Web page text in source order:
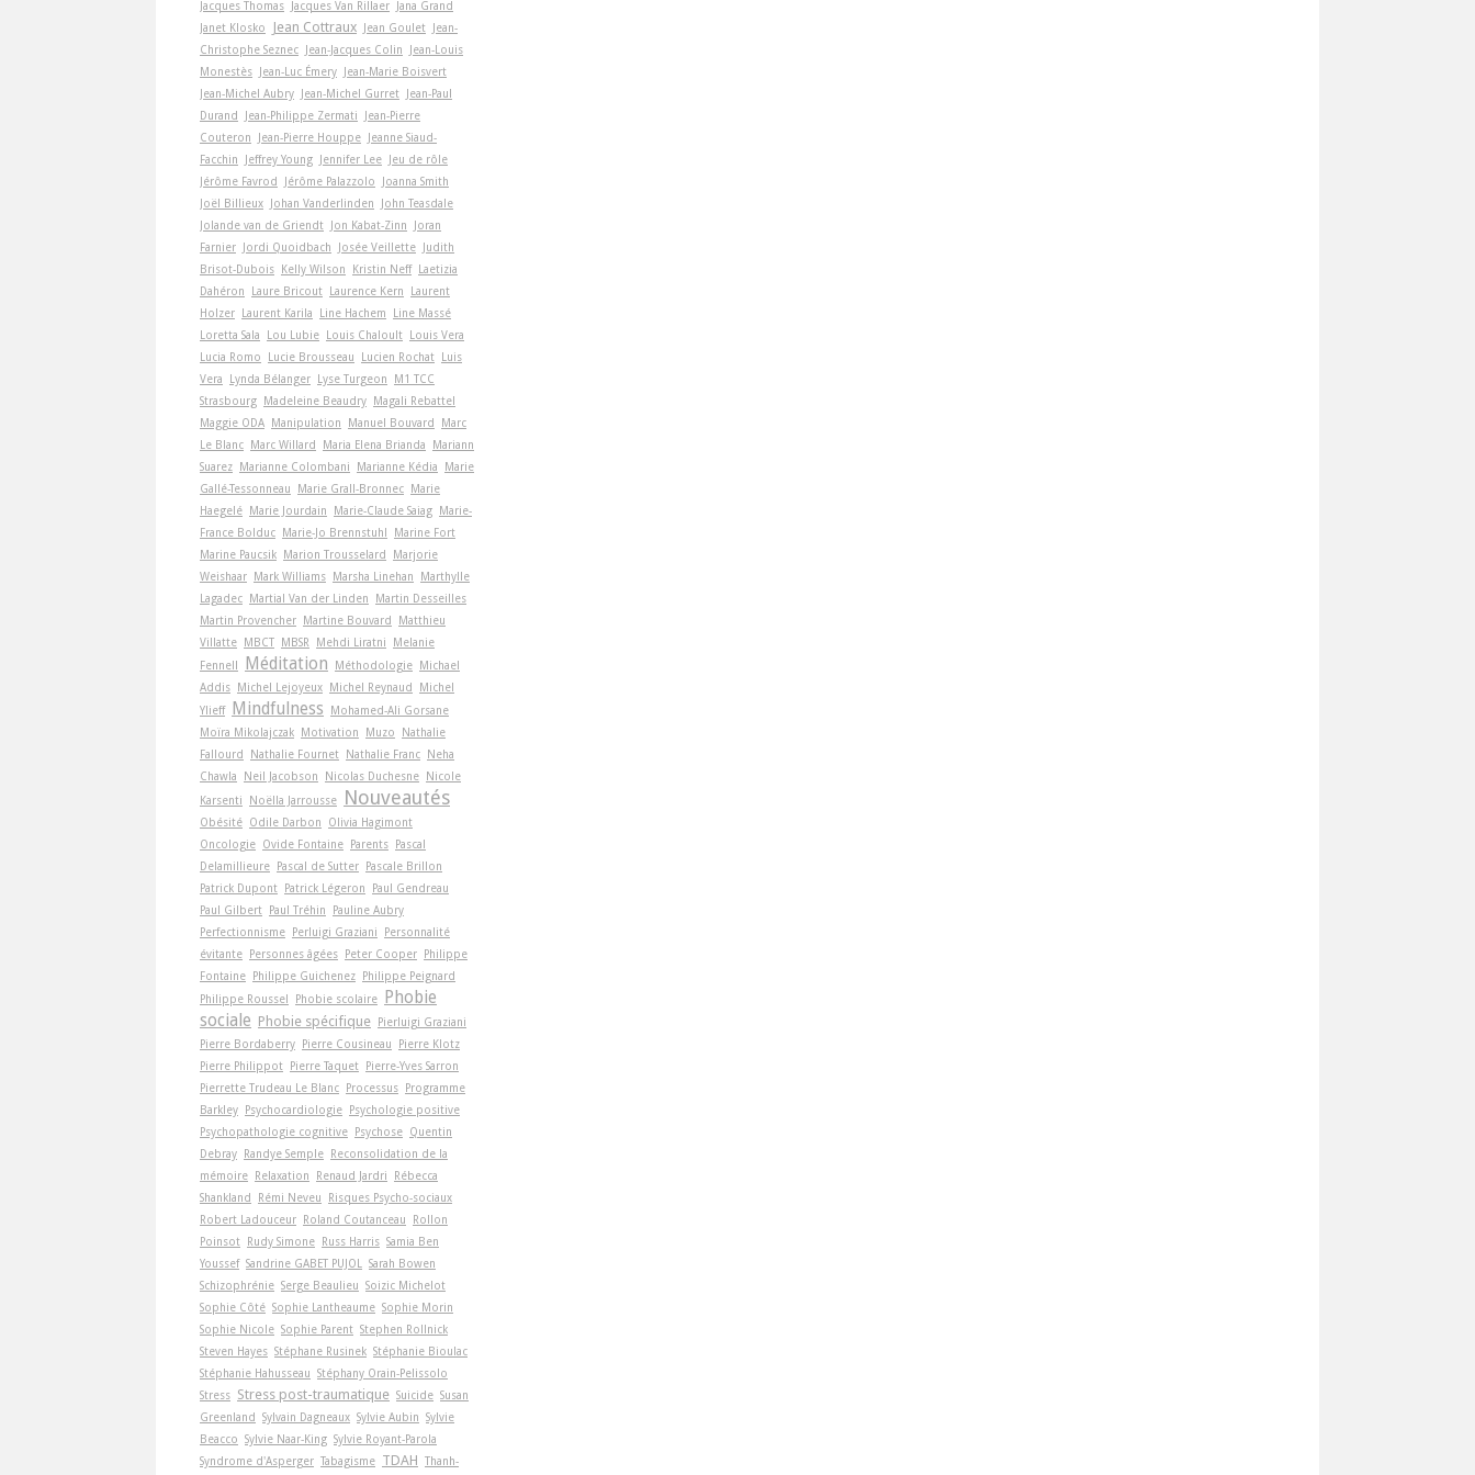
Jacques Thomas Jacques Van Rillaer Jana Grand
Janet Klosko
Jean Cottraux Jean Goulet Jean-
Christophe Seznec Jean-Jacques Colin
Jean-Louis
Monestès Jean-Luc Émery Jean-Marie Boisvert
Jean-Michel Aubry Jean-Michel Gurret Jean-Paul
Durand
Jean-Philippe Zermati
Jean-Pierre
Couteron
Jean-Pierre Houppe Jeanne Siaud-
Facchin
Jeffrey Young Jennifer Lee Jeu de rôle
Jérôme Favrod
Jérôme Palazzolo
Joanna Smith
Joël Billieux Johan Vanderlinden
John Teasdale
Jolande van de Griendt Jon Kabat-Zinn
Joran
Farnier Jordi Quoidbach Josée Veillette Judith
Brisot-Dubois Kelly Wilson Kristin Neff Laetizia
Dahéron
Laure Bricout Laurence Kern
Laurent
Holzer Laurent Karila Line Hachem
Line Massé
Loretta Sala
Lou Lubie Louis Chaloult Louis Vera
Lucia Romo
Lucie Brousseau Lucien Rochat Luis
Vera
Lynda Bélanger Lyse Turgeon
M1 TCC
Strasbourg Madeleine Beaudry Magali Rebattel
Maggie ODA Manipulation Manuel Bouvard
Marc
Le Blanc Marc Willard Maria Elena Brianda
Mariann
Suarez Marianne Colombani Marianne Kédia
Marie
Gallé-Tessonneau
Marie Grall-Bronnec Marie
Haegelé Marie Jourdain Marie-Claude Saiag Marie-
France Bolduc Marie-Jo Brennstuhl
Marine Fort
Marine Paucsik Marion Trousselard
Marjorie
Weishaar Mark Williams Marsha Linehan
Marthylle
Lagadec Martial Van der Linden
Martin Desseilles
Martin Provencher Martine Bouvard
Matthieu
Villatte MBCT MBSR Mehdi Liratni
Melanie
Fennell
Méditation Méthodologie Michael
Addis Michel Lejoyeux Michel Reynaud
Michel
Ylieff
Mindfulness
Mohamed-Ali Gorsane
Moïra Mikolajczak Motivation Muzo
Nathalie
Fallourd
Nathalie Fournet Nathalie Franc Neha
Chawla
Neil Jacobson Nicolas Duchesne Nicole
Karsenti
Noëlla Jarrousse Nouveautés
Obésité Odile Darbon
Olivia Hagimont
Oncologie Ovide Fontaine Parents Pascal
Delamillieure Pascal de Sutter Pascale Brillon
Patrick Dupont Patrick Légeron
Paul Gendreau
Paul Gilbert Paul Tréhin
Pauline Aubry
Perfectionnisme Perluigi Graziani
Personnalité
évitante Personnes âgées Peter Cooper Philippe
Fontaine Philippe Guichenez Philippe Peignard
Philippe Roussel
Phobie scolaire
Phobie
sociale Phobie spécifique Pierluigi Graziani
Pierre Bordaberry Pierre Cousineau
Pierre Klotz
Pierre Philippot Pierre Taquet Pierre-Yves Sarron
Pierrette Trudeau Le Blanc Processus Programme
Barkley Psychocardiologie Psychologie positive
Psychopathologie cognitive Psychose Quentin
Debray Randye Semple Reconsolidation de la
mémoire Relaxation Renaud Jardri
Rébecca
Shankland
Rémi Neveu
Risques Psycho-sociaux
Robert Ladouceur Roland Coutanceau
Rollon
Poinsot Rudy Simone Russ Harris Samia Ben
Youssef Sandrine GABET PUJOL
Sarah Bowen
Schizophrénie Serge Beaulieu Soizic Michelot
Sophie Côté Sophie Lantheaume Sophie Morin
Sophie Nicole Sophie Parent Stephen Rollnick
Steven Hayes Stéphane Rusinek Stéphanie Bioulac
Stéphanie Hahusseau Stéphany Orain-Pelissolo
Stress Stress post-traumatique Suicide Susan
Greenland Sylvain Dagneaux Sylvie Aubin Sylvie
Beacco Sylvie Naar-King Sylvie Royant-Parola
Syndrome d'Asperger Tabagisme TDAH Thanh-